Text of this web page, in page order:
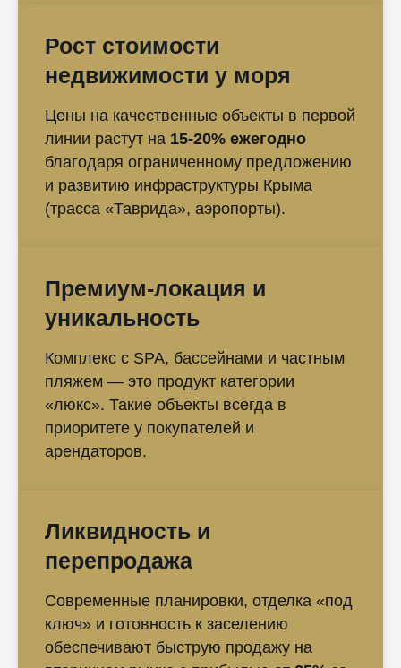
Рост стоимости
недвижимости у моря
Цены на качественные объекты в первой
линии растут на 15-20% ежегодно
благодаря ограниченному предложению
и развитию инфраструктуры Крыма
(трасса «Таврида», аэропорты).
Премиум-локация и
уникальность
Комплекс с SPA, бассейнами и частным
пляжем — это продукт категории
«люкс». Такие объекты всегда в
приоритете у покупателей и
арендаторов.
Ликвидность и
перепродажа
Современные планировки, отделка «под
ключ» и готовность к заселению
обеспечивают быструю продажу на